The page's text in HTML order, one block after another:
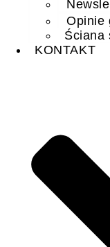
Opinie
Ściana
KONTAKT